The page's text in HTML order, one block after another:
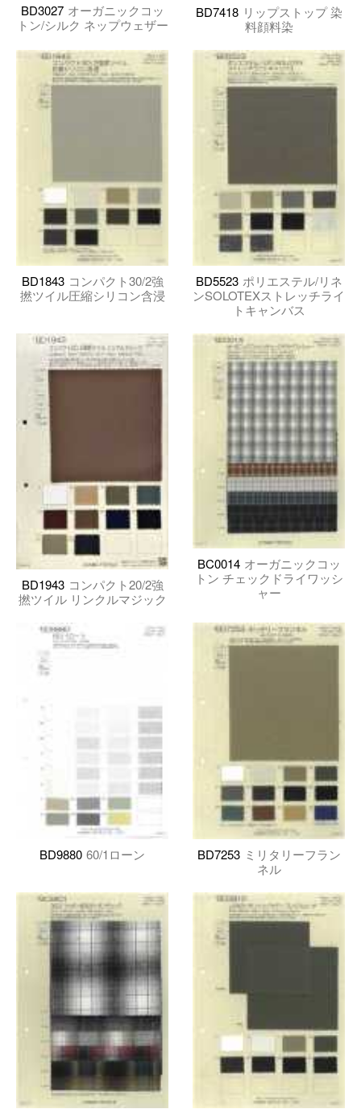
BD3027 オーガニックコッ
トン/シルク ネップウェザー
BD7418 リップストップ 染
料顔料染
BD1843 コンパクト30/2強
撚ツイル圧縮シリコン含浸
BD5523 ポリエステル/リネ
ンSOLOTEXストレッチライ
トキャンバス
BD1943 コンパクト20/2強
撚ツイル リンクルマジック
BC0014 オーガニックコッ
トン チェックドライワッシ
ャー
BD9880 60/1ローン BD7253 ミリタリーフラン
ネル